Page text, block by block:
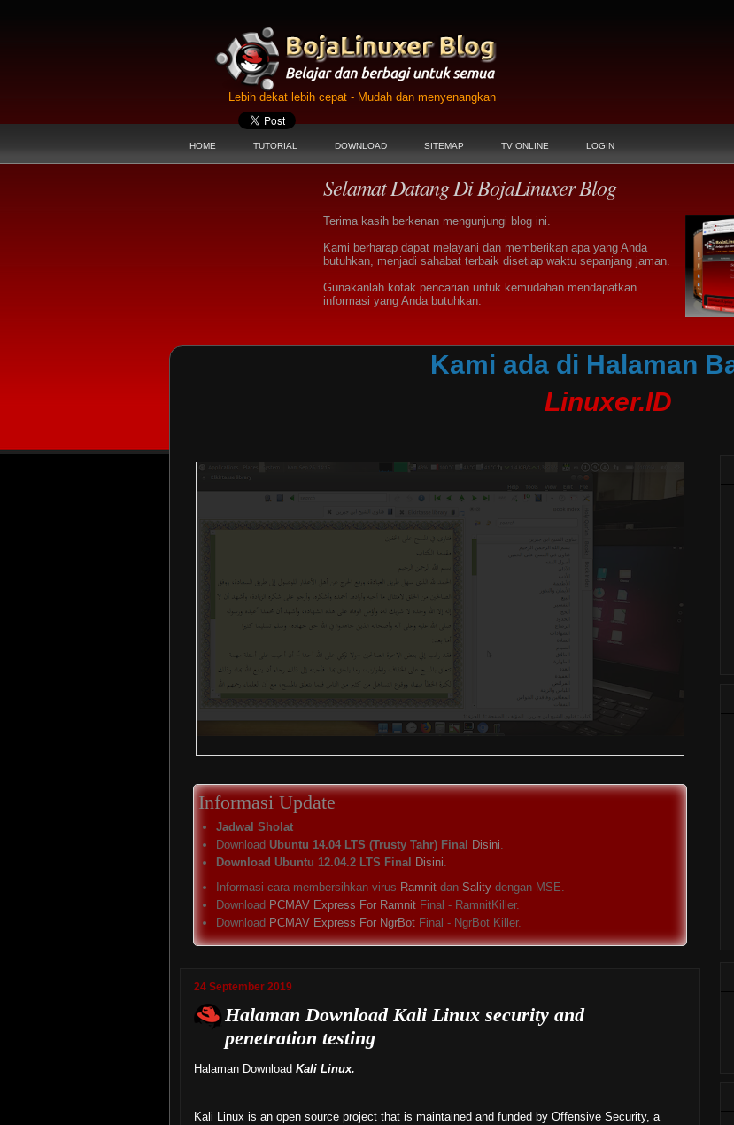
Lebih dekat lebih cepat - Mudah dan menyenangkan
HOME TUTORIAL DOWNLOAD SITEMAP TV ONLINE LOGIN
Selamat Datang Di BojaLinuxer Blog
Terima kasih berkenan mengunjungi blog ini.
Kami berharap dapat melayani dan memberikan apa yang Anda
butuhkan, menjadi sahabat terbaik disetiap waktu sepanjang jaman.
Gunakanlah kotak pencarian untuk kemudahan mendapatkan
informasi yang Anda butuhkan.
Kami ada di Halaman
Linuxer.ID
Informasi Update
Jadwal Sholat
Download Ubuntu 14.04 LTS (Trusty Tahr) Final Disini.
Download Ubuntu 12.04.2 LTS Final
Disini.
Informasi cara membersihkan virus Ramnit dan Sality dengan MSE.
Download PCMAV Express For Ramnit Final - RamnitKiller.
Download PCMAV Express For NgrBot Final - NgrBot Killer.
24 September 2019
Halaman Download Kali Linux security and
penetration testing
Halaman Download Kali Linux.
Kali Linux is an open source project that is maintained and funded by Offensive Security, a